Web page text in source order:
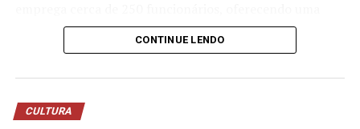
mecânica”, destaca Anderson Acassio Martins,
coordenador Administrativo da Savana.
ampla gama de serviços que atendem crianças,
mulheres, idosos e promovem o empreendedorismo e a
A liderança feminina no terceiro setor tem mostrado
resultados notáveis no Brasil. Segundo dados recentes,
CONTINUE LENDO
CULTURA